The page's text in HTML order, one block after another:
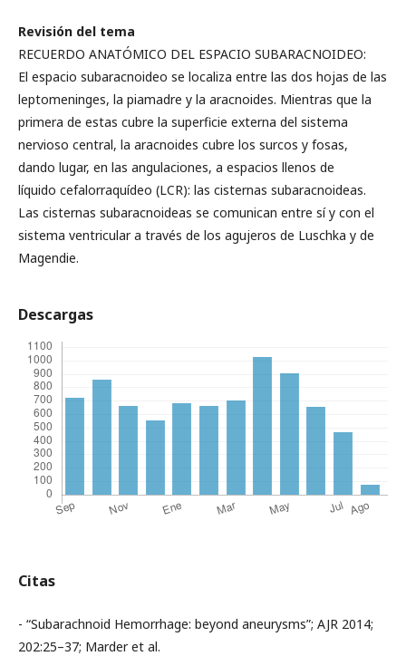
Revisión del tema
RECUERDO ANATÓMICO DEL ESPACIO SUBARACNOIDEO:
El espacio subaracnoideo se localiza entre las dos hojas de las
leptomeninges, la piamadre y la aracnoides. Mientras que la
primera de estas cubre la superficie externa del sistema
nervioso central, la aracnoides cubre los surcos y fosas,
dando lugar, en las angulaciones, a espacios llenos de
líquido cefalorraquídeo (LCR): las cisternas subaracnoideas.
Las cisternas subaracnoideas se comunican entre sí y con el
sistema ventricular a través de los agujeros de Luschka y de
Magendie.
Descargas
Citas
- “Subarachnoid Hemorrhage: beyond aneurysms”; AJR 2014;
202:25–37; Marder et al.